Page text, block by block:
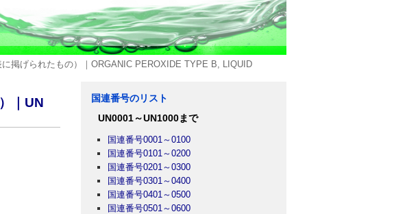
掲げられたもの）｜ORGANIC PEROXIDE TYPE B, LIQUID
｜UN
国連番号のリスト
UN0001～UN1000まで
国連番号0001～0100
国連番号0101～0200
国連番号0201～0300
国連番号0301～0400
国連番号0401～0500
国連番号0501～0600